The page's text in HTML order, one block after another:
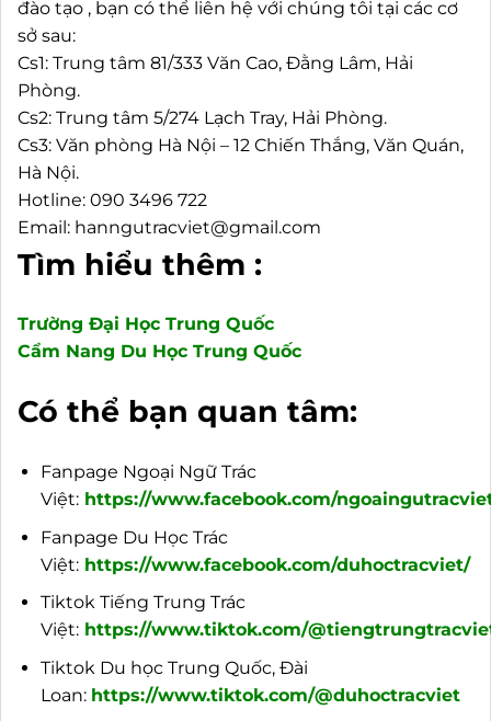
đào tạo , bạn có thể liên hệ với chúng tôi tại các cơ
sở sau:
Cs1: Trung tâm 81/333 Văn Cao, Đằng Lâm, Hải
Phòng.
Cs2: Trung tâm 5/274 Lạch Tray, Hải Phòng.
Cs3: Văn phòng Hà Nội – 12 Chiến Thắng, Văn Quán,
Hà Nội.
Hotline: 090 3496 722
Email: hanngutracviet@gmail.com
Tìm hiểu thêm :
Trường Đại Học Trung Quốc
Cẩm Nang Du Học Trung Quốc
Có thể bạn quan tâm:
Fanpage Ngoại Ngữ Trác
Việt: https://www.facebook.com/
Fanpage Du Học Trác
Việt:https://www.facebook.com/duhoctracviet/
Tiktok Tiếng Trung Trác
Việt: https://www.tiktok.com/
Tiktok Du học Trung Quốc, Đài
Loan: https://www.tiktok.com/@duhoctracviet